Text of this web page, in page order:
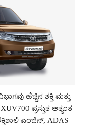
ಹೆಚ್ಚಿನ ಶಕ್ತಿ ಮತ್ತು
ಪ್ರಸ್ತುತ ಅತ್ಯಂತ
ಎಂಜಿನ್, ADAS